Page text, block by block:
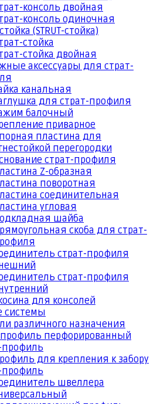
консоль двойная
консоль одиночная
(STRUT-стойка)
стойка
стойка двойная
аксессуары для страт-
канальная
для страт-профиля
балочный
приварное
пластина для
перегородки
страт-профиля
Z-образная
поворотная
соединительная
угловая
шайба
скоба для страт-
страт-профиля
страт-профиля
для консолей
системы
различного назначения
профиль перфорированный
профиль
для крепления к забору
профиль
швеллера